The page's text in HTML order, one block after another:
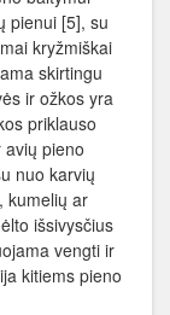
pienui [5], su
kryžmiškai
skirtingu
ir ožkos yra
priklauso
pieno
nuo karvių
kumelių ar
išsivysčius
vengti ir
kitiems pieno